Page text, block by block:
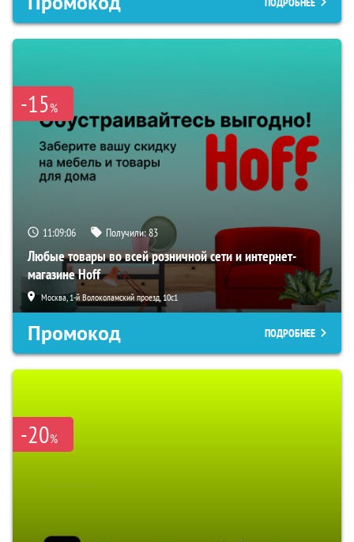
-15%
11:09:05 Получили:83
Любые товары во всей розничной сети и интернет-
магазине Hoff
Москва, 1-й Волоколамский проезд, 10с1
Промокод ПОДРОБНЕЕ
-20%